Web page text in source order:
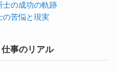
士の成功の軌跡
の苦悩と現実
事のリアル